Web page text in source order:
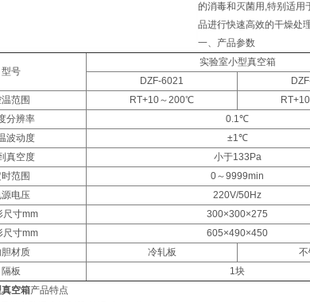
的消毒和灭菌用,特别适用
品进行快速高效的干燥处
一、产品参数
型号
实验室小型真空箱
DZF-6021
范围
RT+10～200℃
分辨率
0.1℃
波动度
±1℃
真空度
小于133Pa
时范围
0～9999min
源电压
220V/50Hz
尺寸mm
300×300×275
尺寸mm
605×490×450
胆材质
冷轧板
不
隔板
1块
空箱产品特点